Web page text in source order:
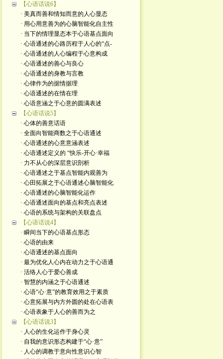
【心语话说6】
· 美真而善和情知而意的人心显态
· 用心用意善为的心脑智能化自主性
· 当下的情理显态本于心语基点面向
· 心语通述的心路历程于人心的“点-
· 心语通述的人心编程于心意构成
· 心语通述的善心与良心
· 心语通述的身教与言教
· 心律作为的据情据理
· 心语通述的在情在理
· 心语意涵之于心意的圆满表述
【心语话说5】
· 心体的善意话语
· 全面向智能商数之于心语通述
· 心语通述的心意意涵表述
· 心语通述定义的 “快乐-开心·幸福
· 力不从心的深层意识剖析
· 心语通述之于基点智能内观善为
· 心田拓展之于心语通述心脑智能化
· 心语通述的心脑智能化运作
· 心语通述面向的基点和亮点表述
· 心语的系统与架构的关联盘点
【心语话说4】
· 瞬间当下的心语基点形态
· 心语的由来
· 心语通述的基点面向
· 最为优化人心内在动力之于心语通
· 活络人心于爱心善成
· 智慧的内涵之于心语通述
· 心语“心·意”的教育效用之于素质
· 心意拓展与内方外圆的处在心语表
· 心语表象于人心的善而为之
【心语话说3】
· 人心的生化运作于身心灵
· 自我的意识形态构建于“心·意”
· 人心的调教于意向性意识心智